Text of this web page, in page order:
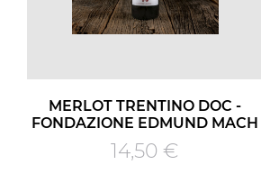
MERLOT TRENTINO DOC -
FONDAZIONE EDMUND MACH
Prezzo
14,50 €